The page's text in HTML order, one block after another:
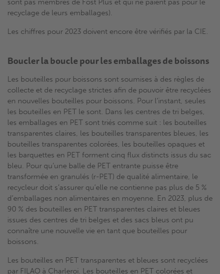
sont pas membres de Fost Plus et qui ne paient pas pour le
recyclage de leurs emballages).
Les chiffres pour 2023 doivent encore être vérifiés par la CIE.
Boucler la boucle pour les emballages de boissons
Les bouteilles pour boissons sont soumises à des règles de
collecte et de recyclage strictes afin de pouvoir être recyclées
en nouvelles bouteilles pour boissons. Pour l’instant, seules
les bouteilles en PET le sont. Dans les centres de tri belges,
les emballages en PET sont triés comme suit : les bouteilles
transparentes claires, les bouteilles transparentes bleues, les
bouteilles transparentes colorées, les bouteilles opaques et
les barquettes en PET forment cinq flux distincts issus du sac
bleu. Pour qu’une balle de PET entrante puisse être
transformée en granulés (r-PET) de qualité alimentaire, le
recycleur doit s’assurer qu’elle ne contienne pas plus de 5 %
d’emballages non alimentaires en moyenne. En 2023, plus de
90 % des bouteilles en PET transparentes claires et bleues
issues des centres de tri belges et des sacs bleus ont pu
connaître une nouvelle vie en tant que bouteilles pour
boissons.
Les bouteilles en PET transparentes et bleues sont recyclées
par FILAO à Charleroi. Les bouteilles en PET colorées et